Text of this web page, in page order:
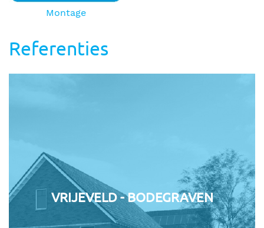
Montage
Referenties
VRIJEVELD - BODEGRAVEN